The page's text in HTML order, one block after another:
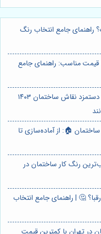
جامع انتخاب رنگ
قیمت مناسب: راهنمای جامع
راهنمای جامع ⭐️راهنمای جامع دستمزد نقاش ساختمان ۱۴۰۳
🏠: از آماده‌سازی تا
رنگ کار ساختمان در
🤔 | راهنمای جامع انتخاب